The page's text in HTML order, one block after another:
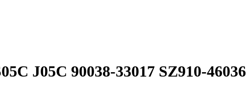
J05C 90038-33017 SZ910-46036